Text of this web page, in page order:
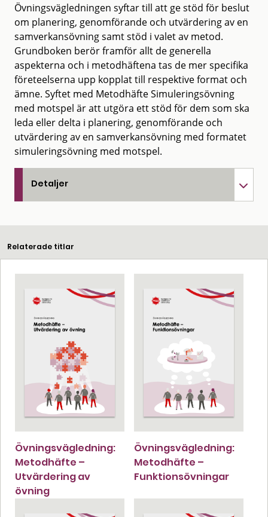
Övningsvägledningen syftar till att ge stöd för beslut
om planering, genomförande och utvärdering av en
samverkansövning samt stöd i valet av metod.
Grundboken berör framför allt de generella
aspekterna och i metodhäftena tas de mer specifika
företeelserna upp kopplat till respektive format och
ämne. Syftet med Metodhäfte Simuleringsövning
med motspel är att utgöra ett stöd för dem som ska
leda eller delta i planering, genomförande och
utvärdering av en samverkansövning med formatet
simuleringsövning med motspel.
Detaljer
Relaterade titlar
Övningsvägledning:
Metodhäfte –
Utvärdering av
övning
Övningsvägledning:
Metodhäfte –
Funktionsövningar